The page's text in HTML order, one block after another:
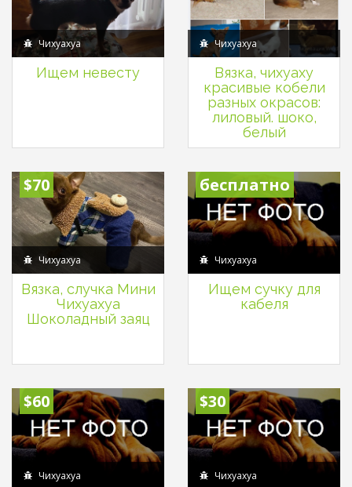
Чихуахуа
Ищем невесту
Чихуахуа
Вязка, чихуаху
красивые кобели
разных окрасов:
лиловый. шоко,
белый
$70
Чихуахуа
Вязка, случка Мини
Чихуахуа
Шоколадный заяц
бесплатно
Чихуахуа
Ищем сучку для
кабеля
$60
Чихуахуа
$30
Чихуахуа